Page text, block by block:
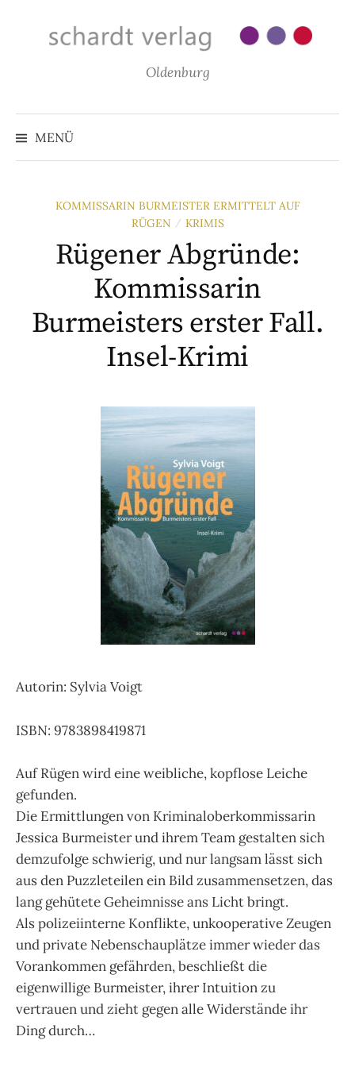
Inhalt
Oldenburg
MENÜ
KOMMISSARIN BURMEISTER ERMITTELT AUF
RÜGEN / KRIMIS
Rügener Abgründe:
Kommissarin
Burmeisters erster Fall.
Insel-Krimi
Autorin: Sylvia Voigt
ISBN: 9783898419871
Auf Rügen wird eine weibliche, kopflose Leiche
gefunden.
Die Ermittlungen von Kriminaloberkommissarin
Jessica Burmeister und ihrem Team gestalten sich
demzufolge schwierig, und nur langsam lässt sich
aus den Puzzleteilen ein Bild zusammensetzen, das
lang gehütete Geheimnisse ans Licht bringt.
Als polizeiinterne Konflikte, unkooperative Zeugen
und private Nebenschauplätze immer wieder das
Vorankommen gefährden, beschließt die
eigenwillige Burmeister, ihrer Intuition zu
vertrauen und zieht gegen alle Widerstände ihr
Ding durch…